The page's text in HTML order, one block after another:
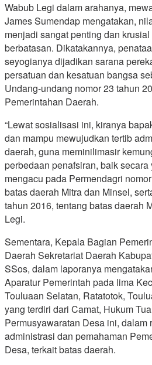
Wabub Legi dalam arahanya,
James Sumendap mengatakan,
menjadi sangat penting dan
berbatasan. Dikatakannya,
seyogianya dijadikan sarana
persatuan dan kesatuan bangsa
Undang-undang nomor 23 tahun
Pemerintahan Daerah.
“Lewat sosialisasi ini, kiranya
dan mampu mewujudkan tertib
daerah, guna meminilimasir
perbedaan penafsiran, baik
mengacu pada Permendagri
batas daerah Mitra dan Minsel,
tahun 2016, tentang batas daerah
Legi.
Sementara, Kepala Bagian
Daerah Sekretariat Daerah
SSos, dalam laporanya
Aparatur Pemerintah pada lima
Touluaan Selatan, Ratatotok,
yang terdiri dari Camat, Hukum
Permusyawaratan Desa ini,
administrasi dan pemahaman
Desa, terkait batas daerah.